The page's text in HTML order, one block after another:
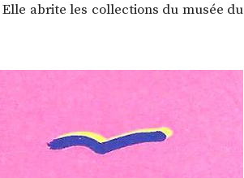
abrite les collections du musée du